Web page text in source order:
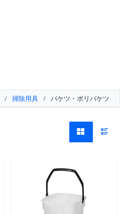
/ 掃除用具 / バケツ・ポリバケツ